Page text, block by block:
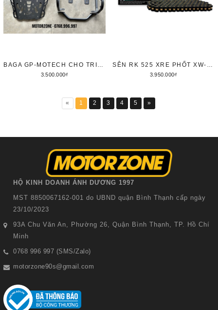
BAGA GP-MOTECH CHO TRIUMPH SPEED 400/ SCRAMBLER 400X KÈM KHUNG ĐỠ TÚI
3.500.000₫
SÊN RK 525 XRE PHỐT XW-RING - MÀU ĐEN VÀNG
3.950.000₫
« 1 2 3 4 5 »
HỘ KINH DOANH ÁNH DƯƠNG 1997
MST 8850067162-001 do UBND quận Bình Thạnh cấp ngày
23/10/2023
93A Chu Văn An, Phường 26, Quận Bình Thạnh, TP. Hồ Chí
Minh
0768 996 997 (SMS/Zalo)
motorzone90s@gmail.com